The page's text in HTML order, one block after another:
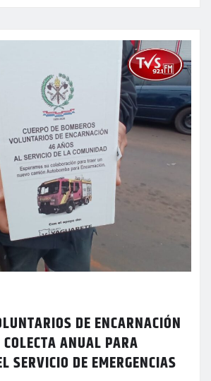
DE ENCARNACIÓN
ANUAL PARA
SERVICIO DE EMERGENCIAS